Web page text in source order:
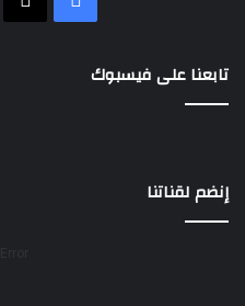
تابعنا على فيسبوك
إنضم لقناتنا